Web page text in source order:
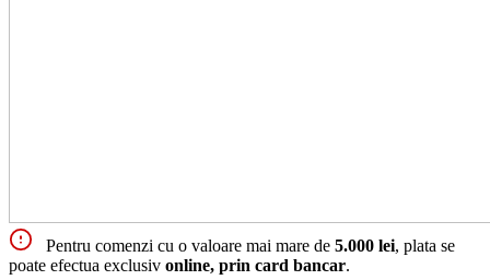
Pentru comenzi cu o valoare mai mare de 5.000 lei, plata se
poate efectua exclusiv online, prin card bancar.